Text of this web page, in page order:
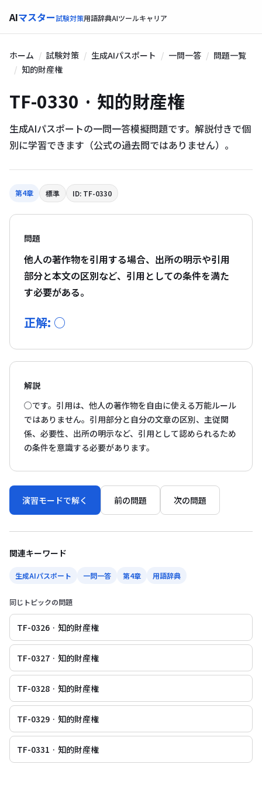
AIマスター試験対策用語辞典AIツールキャリア
ホーム 試験対策 生成AIパスポート 一問一答
問題一覧
知的財産権
TF-0330 · 知的財産権
生成AIパスポートの一問一答模擬問題です。解説付きで個
別に学習できます（公式の過去問ではありません）。
第4章 標準 ID: TF-0330
問題
他人の著作物を引用する場合、出所の明示や引用
部分と本文の区別など、引用としての条件を満た
す必要がある。
正解: ○
解説
○です。引用は、他人の著作物を自由に使える万能ルール
ではありません。引用部分と自分の文章の区別、主従関
係、必要性、出所の明示など、引用として認められるため
の条件を意識する必要があります。
演習モードで解く 前の問題 次の問題
関連キーワード
生成AIパスポート 一問一答 第4章 用語辞典
同じトピックの問題
TF-0326 · 知的財産権
TF-0327 · 知的財産権
TF-0328 · 知的財産権
TF-0329 · 知的財産権
TF-0331 · 知的財産権